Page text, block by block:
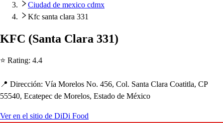
Ciudad de mexico cdmx
Kfc santa clara 331
KFC (Santa Clara 331)
⭐ Rating: 4.4
📍 Dirección: Vía Morelos No. 456, Col. Santa Clara Coatitla, CP
55540, Ecatepec de Morelos, Estado de México
Ver en el sitio de DiDi Food